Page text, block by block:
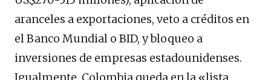
aranceles a exportaciones, veto a créditos en
el Banco Mundial o BID, y bloqueo a
inversiones de empresas estadounidenses.